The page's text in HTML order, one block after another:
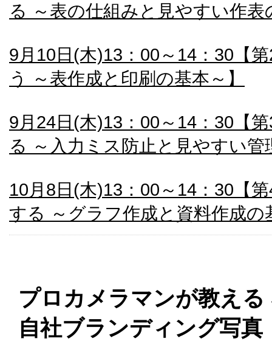
る ～表の仕組みと見やすい作表
9月10日(木)13：00～14：30【
う ～表作成と印刷の基本～】
9月24日(木)13：00～14：30【
る ～入力ミス防止と見やすい管
10月8日(木)13：00～14：30【
する ～グラフ作成と資料作成の
プロカメラマンが教え
自社ブランディング写真